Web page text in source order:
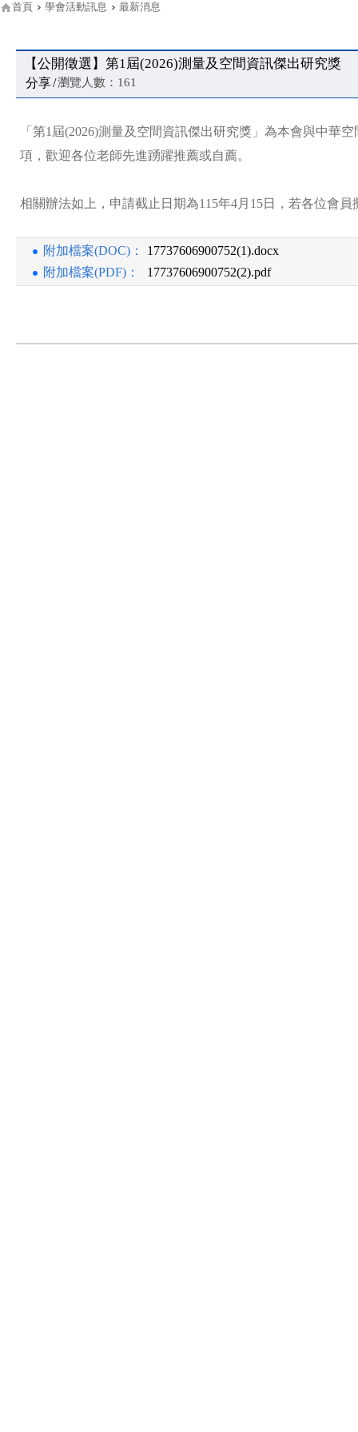
首頁 學會活動訊息 最新消息
【公開徵選】第1屆(2026)測量及空間資訊傑出研究獎
分享/瀏覽人數：161
「第1屆(2026)測量及空間資訊傑出研究獎」為本會與中華
項，歡迎各位老師先進踴躍推薦或自薦。
相關辦法如上，申請截止日期為115年4月15日，若各位會
附加檔案(DOC)：
17737606900752(1).docx
附加檔案(PDF)：
17737606900752(2).pdf